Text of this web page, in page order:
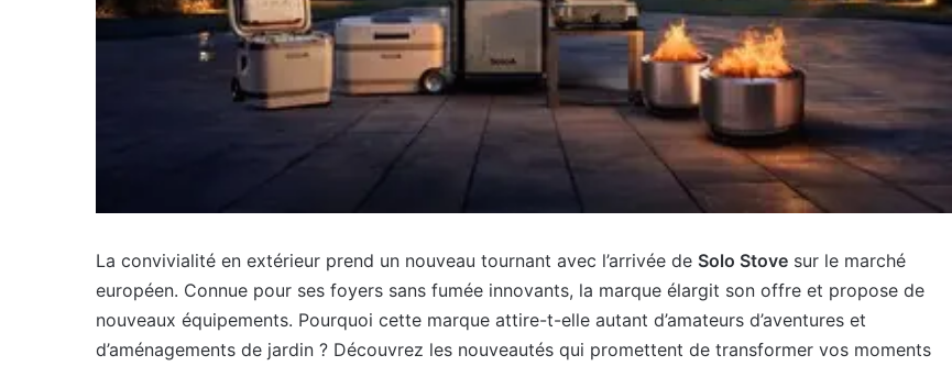
La convivialité en extérieur prend un nouveau tournant avec l’arrivée de Solo Stove sur le marché
européen. Connue pour ses foyers sans fumée innovants, la marque élargit son offre et propose de
nouveaux équipements. Pourquoi cette marque attire-t-elle autant d’amateurs d’aventures et
d’aménagements de jardin ? Découvrez les nouveautés qui promettent de transformer vos moments